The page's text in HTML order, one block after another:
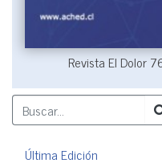
Revista El Dolor
Última Edición